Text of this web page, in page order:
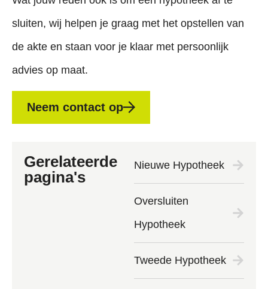
sluiten, wij helpen je graag met het opstellen van
de akte en staan voor je klaar met persoonlijk
advies op maat.
Neem contact op
Gerelateerde
pagina's
Nieuwe Hypotheek
Oversluiten
Hypotheek
Tweede Hypotheek